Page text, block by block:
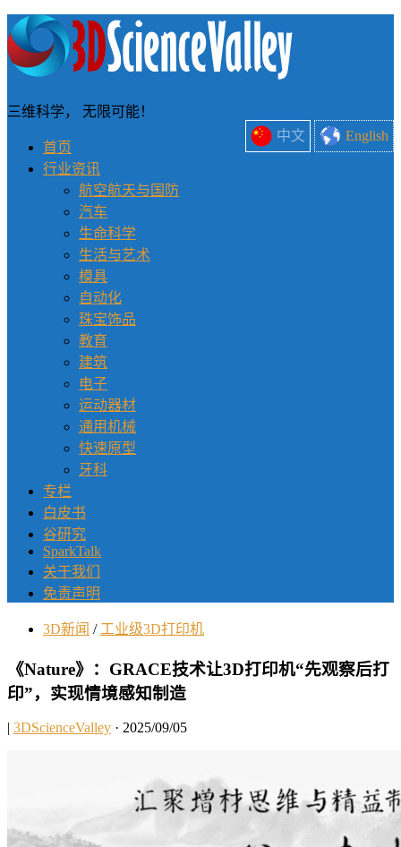
中文 English
三维科学， 无限可能！
首页
行业资讯
航空航天与国防
汽车
生命科学
生活与艺术
模具
自动化
珠宝饰品
教育
建筑
电子
运动器材
通用机械
快速原型
牙科
专栏
白皮书
谷研究
SparkTalk
关于我们
免责声明
3D新闻 / 工业级3D打印机
《Nature》：GRACE技术让3D打印机“先观察后打
印”，实现情境感知制造
| 3DScienceValley · 2025/09/05